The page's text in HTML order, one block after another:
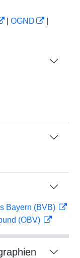
OGND
Bayern (BVB)
(OBV)